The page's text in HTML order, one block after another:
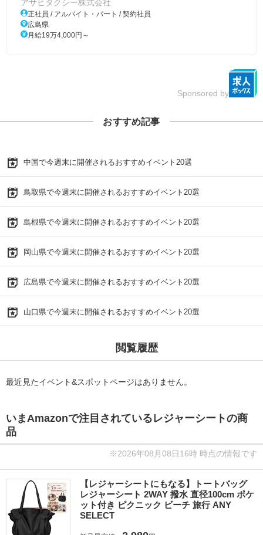
アサヒタクシー株式会社
正社員 / アルバイト・パート / 契約社員
広島県
月給19万4,000円～
Sponsored by
おすすめ記事
中国で今週末に開催されるおすすめイベント20選
鳥取県で今週末に開催されるおすすめイベント20選
島根県で今週末に開催されるおすすめイベント20選
岡山県で今週末に開催されるおすすめイベント20選
広島県で今週末に開催されるおすすめイベント20選
山口県で今週末に開催されるおすすめイベント20選
閲覧履歴
最近見たイベント&スポットページはありません。
いまAmazonで注目されているレジャーシートの商
品
※2026年08月08日16時 時点の情報です
【レジャーシートにもなる】トートバッグ
レジャーシート 2WAY 撥水 直径100cm ポケ
ット付き ピクニック ビーチ 旅行 ANY
SELECT